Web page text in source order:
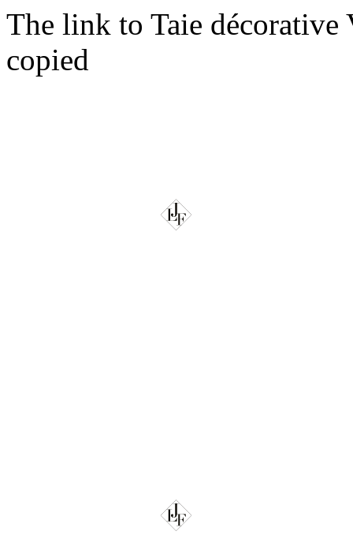
The link to Taie
copied